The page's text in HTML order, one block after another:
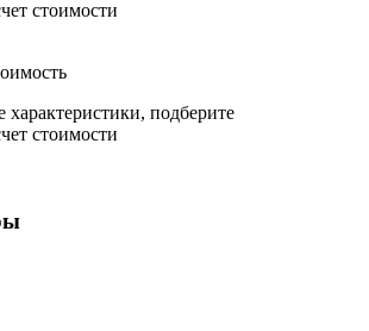
стоимости
подберите
стоимости